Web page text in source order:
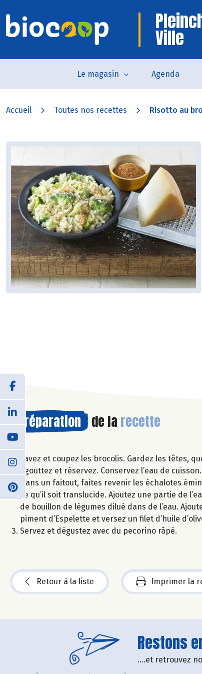
Ville
Le magasin Agenda
Accueil Toutes nos recettes Risotto au
Préparation de la recette
Lavez et coupez les brocolis. Gardez les têtes,
Egouttez et réservez. Conservez l’eau de cuisson.
Dans un faitout, faites revenir les échalotes
ce qu’il soit translucide. Ajoutez une partie de
de bouillon de légumes dilué dans de l’eau.
piment d’Espelette et versez un filet d’huile
Servez et dégustez avec du pecorino râpé.
Retour à la liste Imprimer la
Restons
....et retrouvez